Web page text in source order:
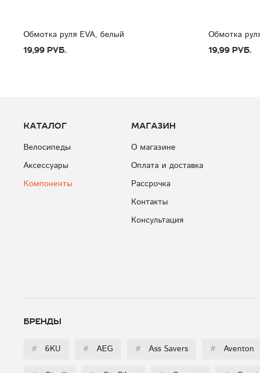
Обмотка руля EVA, белый
19,99 руб.
Обмотка
19,99 руб.
Каталог
Велосипеды
Аксессуары
Компоненты
Магазин
О магазине
Оплата и доставка
Рассрочка
Контакты
Консультация
Бренды
# 6KU # AEG # Ass Savers # Aventon